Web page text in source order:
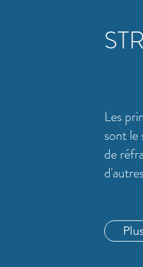
Les
sont le
de